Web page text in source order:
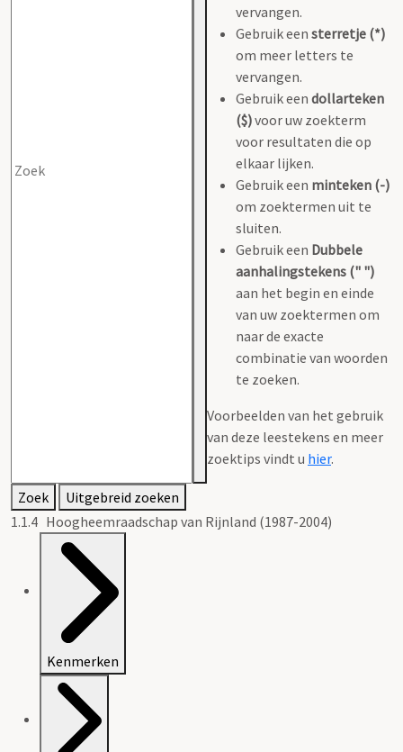
vervangen.
Gebruik een sterretje (*)
om meer letters te
vervangen.
Gebruik een dollarteken
($)voor uw zoekterm
voor resultaten die op
elkaar lijken.
Gebruik een minteken (-)
om zoektermen uit te
sluiten.
Gebruik een Dubbele
aanhalingstekens (" ")
aan het begin en einde
van uw zoektermen om
naar de exacte
combinatie van woorden
te zoeken.
Voorbeelden van het gebruik
van deze leestekens en meer
zoektips vindt u hier.
Zoek
Uitgebreid zoeken
1.1.4 Hoogheemraadschap van Rijnland (1987-2004)
Kenmerken